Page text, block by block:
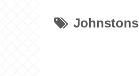
Johnstons